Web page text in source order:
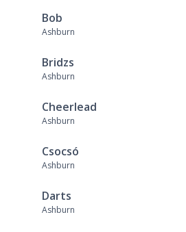
Bob
Ashburn
Bridzs
Ashburn
Cheerlead
Ashburn
Csocsó
Ashburn
Darts
Ashburn